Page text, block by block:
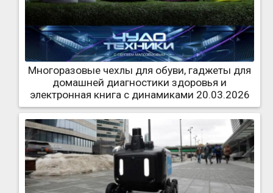
Многоразовые чехлы для обуви, гаджеты для
домашней диагностики здоровья и
электронная книга с динамиками 20.03.2026